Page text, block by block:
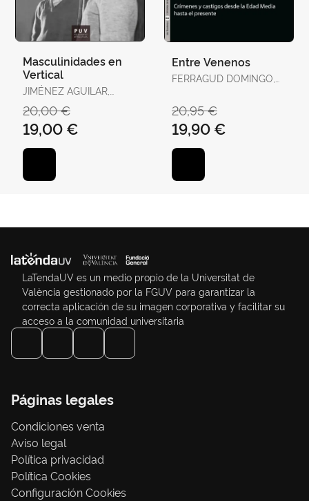
Masculinidades en
Vertical
JIMÉNEZ AGUILAR,
20,00 €
19,00 €
Entre Venenos
FERRAGUD DOMINGO,
20,95 €
19,90 €
LaTendaUV es un medio propio de la Universitat de
València gestionado por la FGUV para garantizar la
correcta aplicación de su imagen corporativa y facilitar su
acceso a la comunidad universitaria
Páginas legales
Condiciones venta
Aviso legal
Política privacidad
Política Cookies
Configuración Cookies